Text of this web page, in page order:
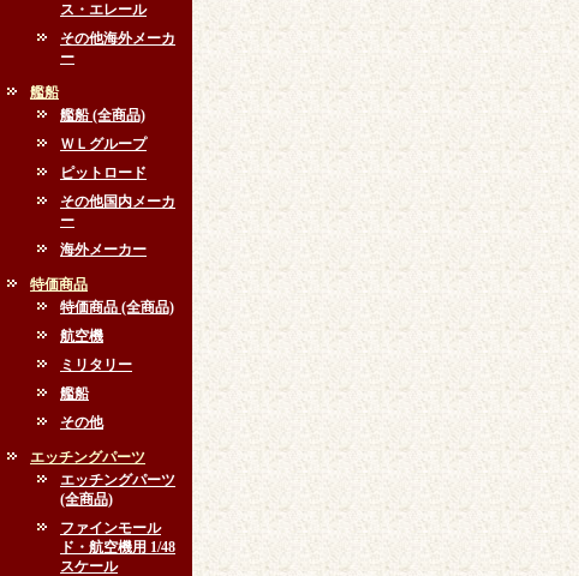
ス・エレール
その他海外メーカ
ー
艦船
艦船 (全商品)
ＷＬグループ
ピットロード
その他国内メーカ
ー
海外メーカー
特価商品
特価商品 (全商品)
航空機
ミリタリー
艦船
その他
エッチングパーツ
エッチングパーツ
(全商品)
ファインモール
ド・航空機用 1/48
スケール